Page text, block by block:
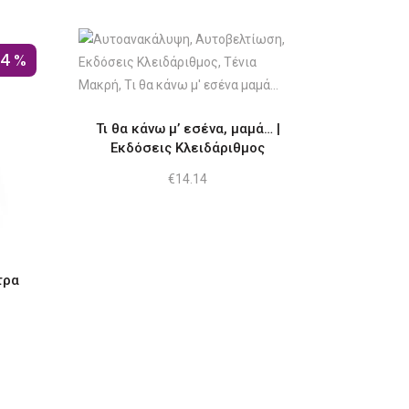
Τι θα κάνω μ’ εσένα, μαμά… |
Εκδόσεις Κλειδάριθμος
€14.14